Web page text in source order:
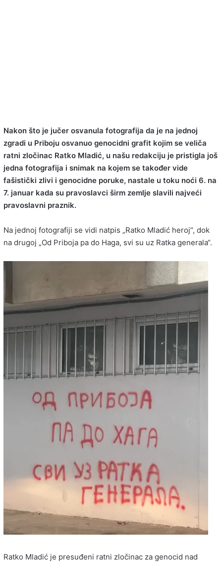
Nakon što je jučer osvanula fotografija da je na jednoj
zgradi u Priboju osvanuo genocidni grafit kojim se veliča
ratni zločinac Ratko Mladić, u našu redakciju je pristigla još
jedna fotografija i snimak na kojem se također vide
fašistički zlivi i genocidne poruke, nastale u toku noći 6. na
7. januar kada su pravoslavci širm zemlje slavili najveći
pravoslavni praznik.
Na jednoj fotografiji se vidi natpis „Ratko Mladić heroj“, dok
na drugoj „Od Priboja pa do Haga, svi su uz Ratka generala“.
Ratko Mladić je presuđeni ratni zločinac za genocid nad